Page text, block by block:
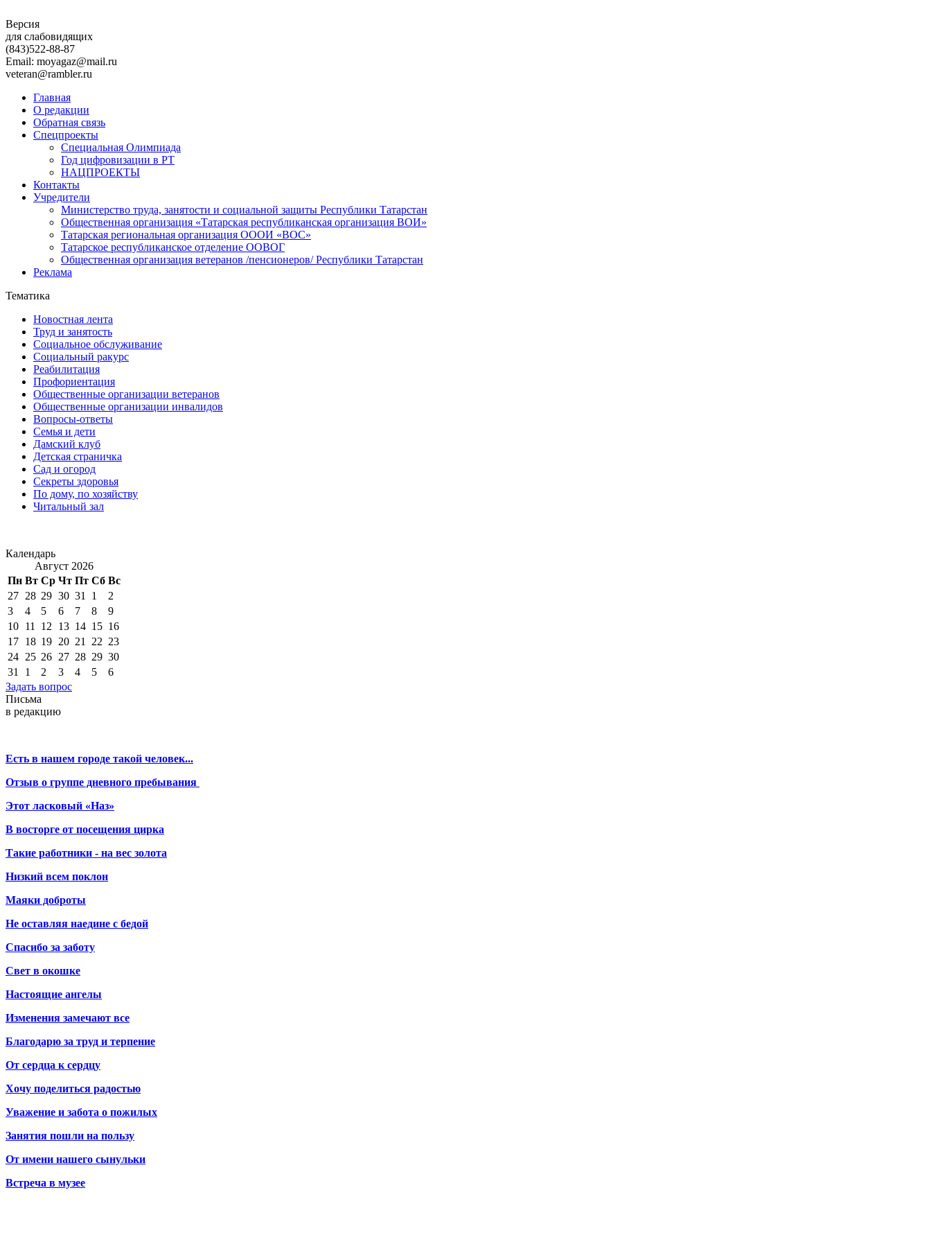
Версия
для слабовидящих
(843)522-88-87
Email: moyagaz@mail.ru
veteran@rambler.ru
Главная
О редакции
Обратная связь
Спецпроекты
Специальная Олимпиада
Год цифровизации в РТ
НАЦПРОЕКТЫ
Контакты
Учредители
Министерство труда, занятости и социальной защиты Республики Татарстан
Общественная организация «Татарская республиканская организация ВОИ»
Татарская региональная организация ОООИ «ВОС»
Татарское республиканское отделение ООВОГ
Общественная организация ветеранов /пенсионеров/ Республики Татарстан
Реклама
Тематика
Новостная лента
Труд и занятость
Социальное обслуживание
Социальный ракурс
Реабилитация
Профориентация
Общественные организации ветеранов
Общественные организации инвалидов
Вопросы-ответы
Семья и дети
Дамский клуб
Детская страничка
Сад и огород
Секреты здоровья
По дому, по хозяйству
Читальный зал
Календарь
Август 2026
Пн Вт Ср Чт Пт Сб Вс
27 28 29 30 31 1
2
3
4 5 6 7 8
9
10 11 12 13 14 15 16
17 18 19 20 21 22 23
24 25 26 27 28 29 30
31
1 2 3 4 5
6
Задать вопрос
Письма
в редакцию
Есть в нашем городе такой человек...
Отзыв о группе дневного пребывания
Этот ласковый «Наз»
В восторге от посещения цирка
Такие работники - на вес золота
Низкий всем поклон
Маяки доброты
Не оставляя наедине с бедой
Спасибо за заботу
Свет в окошке
Настоящие ангелы
Изменения замечают все
Благодарю за труд и терпение
От сердца к сердцу
Хочу поделиться радостью
Уважение и забота о пожилых
Занятия пошли на пользу
От имени нашего сынульки
Встреча в музее